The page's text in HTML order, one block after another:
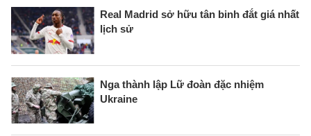
Real Madrid sở hữu tân binh đắt giá nhất
lịch sử
Nga thành lập Lữ đoàn đặc nhiệm
Ukraine